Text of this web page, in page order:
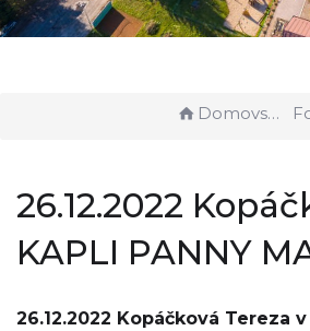
Domovská stránka
26.12.2022
KAPLI PANNY
26.12.2022 Kopáčková Tereza v